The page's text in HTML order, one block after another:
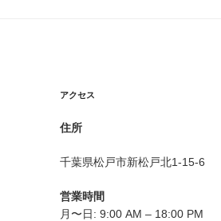
アクセス
住所
千葉県松戸市新松戸北1-15-6
営業時間
月〜日: 9:00 AM – 18:00 PM